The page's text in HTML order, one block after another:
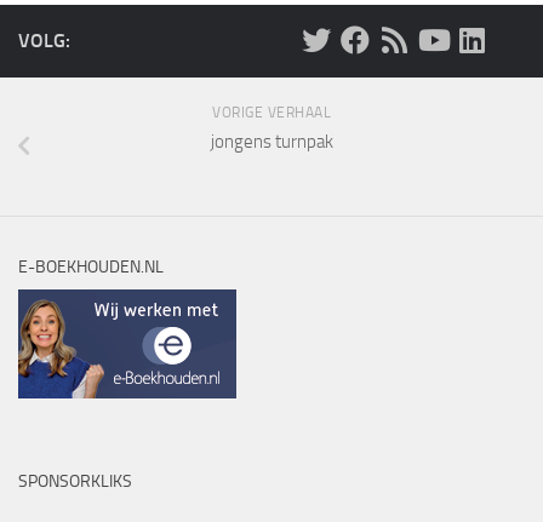
VOLG:
VORIGE VERHAAL
jongens turnpak
E-BOEKHOUDEN.NL
SPONSORKLIKS